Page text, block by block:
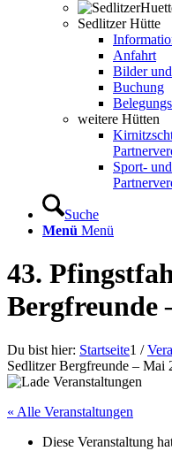
Sedlitzer Hütte
Anfahrt
Bilder
Buchung
weitere Hütten
Sport-
Suche
Menü Menü
43.
Bergfreunde
Du bist hier: Startseite1 /
Sedlitzer Bergfreunde – Mai
« Alle Veranstaltungen
Diese Veranstaltung